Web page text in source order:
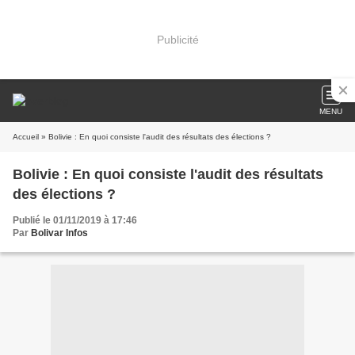
Publicité
MENU
Accueil » Bolivie : En quoi consiste l'audit des résultats des élections ?
Bolivie : En quoi consiste l'audit des résultats
des élections ?
Publié le 01/11/2019 à 17:46
Par Bolivar Infos